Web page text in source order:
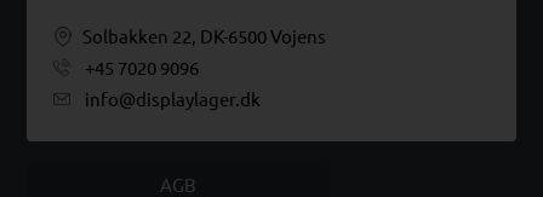
Solbakken 22, DK-6500 Vojens
+45 7020 9096
info@displaylager.dk
AGB